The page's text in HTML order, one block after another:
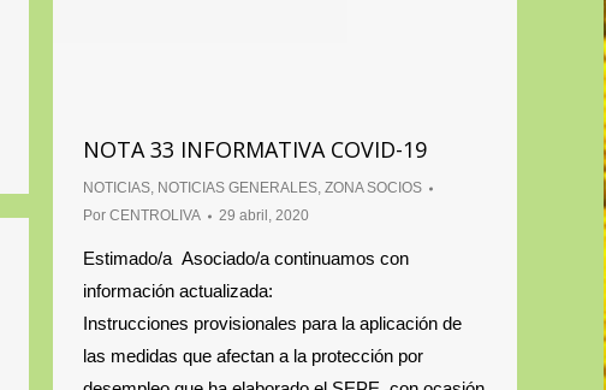
NOTA 33 INFORMATIVA COVID-19
NOTICIAS, NOTICIAS GENERALES, ZONA SOCIOS
Por CENTROLIVA 29 abril, 2020
Estimado/a Asociado/a continuamos con
información actualizada:
Instrucciones provisionales para la aplicación de
las medidas que afectan a la protección por